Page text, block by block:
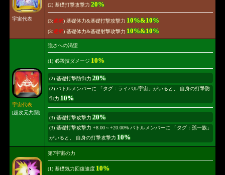
宇宙代表
(2) 基礎打撃攻撃力 20%
(3:選択) 基礎体力&基礎打撃攻撃力 10%&10%
(3:選択) 基礎体力&基礎射撃攻撃力 10%&10%
宇宙代表
[超次元共闘]
強さへの渇望
(1) 必殺技ダメージ 10%
(2) 基礎打撃防御力 20%
(2) バトルメンバーに 「タグ：ライバル宇宙」がいると、 自身の打撃防
御力 10%
(3) 基礎打撃攻撃力 20%
(3) 基礎打撃攻撃力 +8.00～+20.00% バトルメンバーに 「タグ：孫一族」
がいると、 自身の打撃攻撃力 10%
第7宇宙の力
(1) 基礎気力回復速度10%